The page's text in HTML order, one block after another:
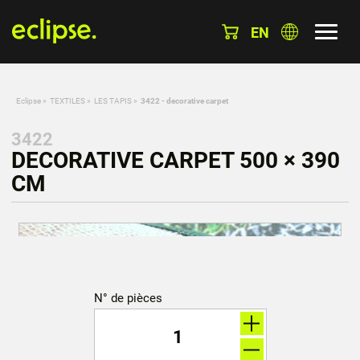
EN
Eclipse » TEXTILES » LES TAPIS » 3422 - decorative carpet
3422
DECORATIVE CARPET 500 × 390
CM
N° de pièces